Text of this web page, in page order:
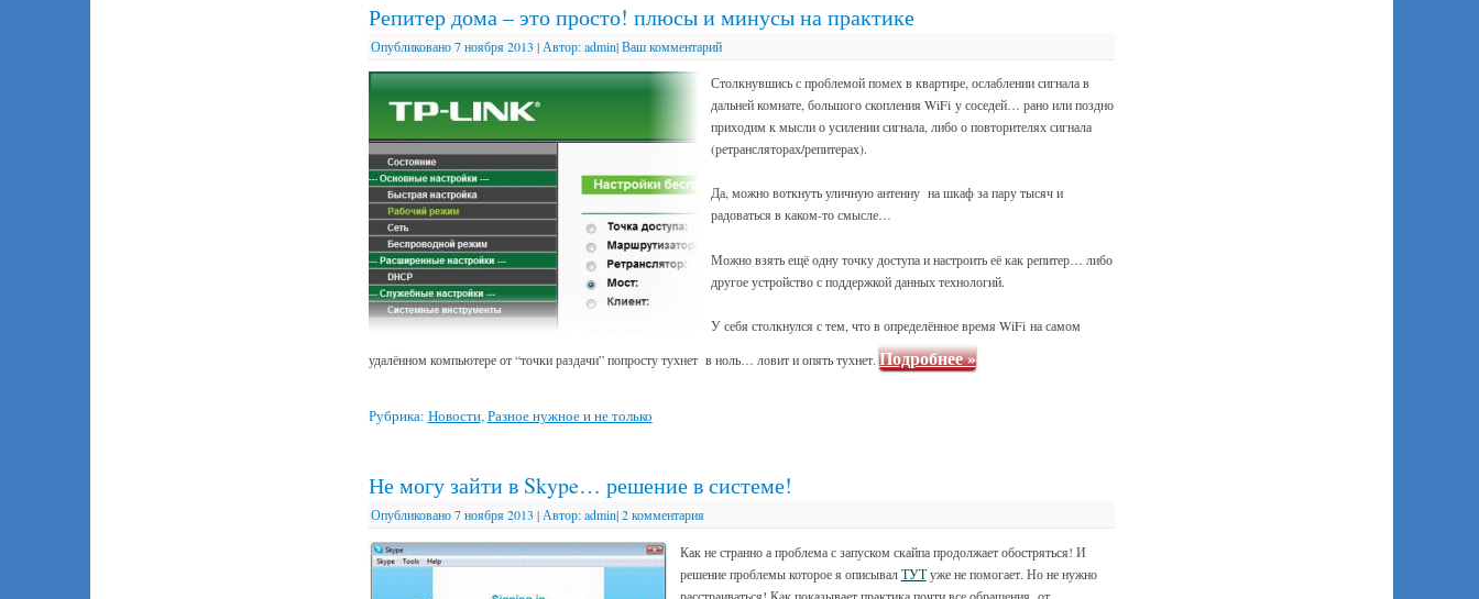
Репитер дома – это просто! плюсы и минусы на практике
Опубликовано 7 ноября 2013 | Автор: admin| Ваш комментарий
Столкнувшись с проблемой помех в квартире, ослаблении сигнала в
дальней комнате, большого скопления WiFi у соседей… рано или поздно
приходим к мысли о усилении сигнала, либо о повторителях сигнала
(ретрансляторах/репитерах).
Да, можно воткнуть уличную антенну на шкаф за пару тысяч и
радоваться в каком-то смысле…
Можно взять ещё одну точку доступа и настроить её как репитер… либо
другое устройство с поддержкой данных технологий.
У себя столкнулся с тем, что в определённое время WiFi на самом
удалённом компьютере от “точки раздачи” попросту тухнет в ноль… ловит и опять тухнет. Подробнее»
Рубрика: Новости,Разное нужное и не только
Не могу зайти в Skype… решение в системе!
Опубликовано 7 ноября 2013 |Автор: admin| 2 комментария
Как не странно а проблема с запуском скайпа продолжает обостряться! И
решение проблемы которое я описывалТУТуже не помогает. Но не нужно
расстраиваться! Как показывает практика почти все обращения от